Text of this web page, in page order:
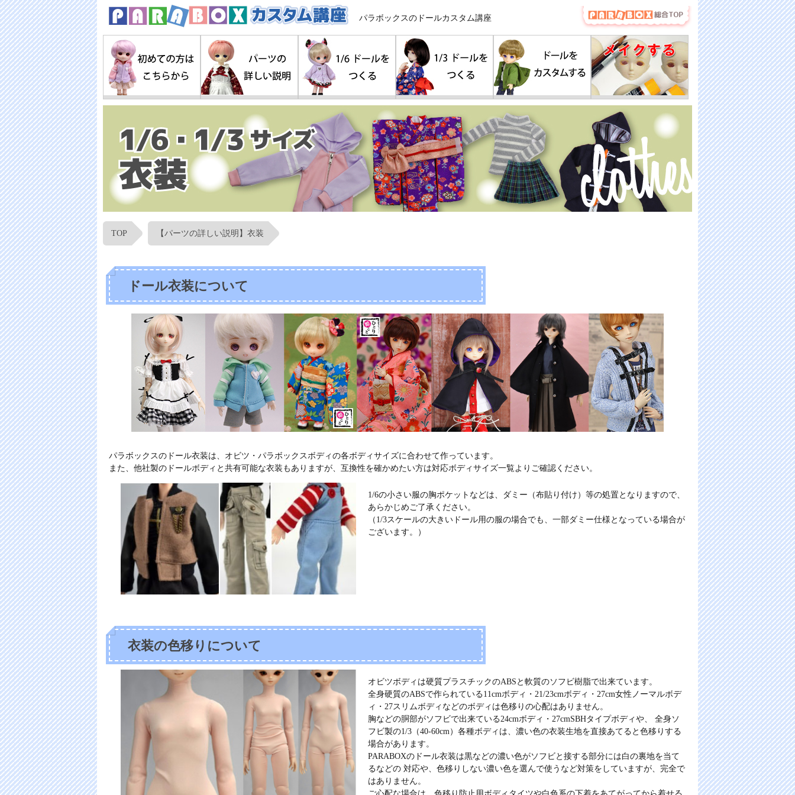
パラボックスのドールカスタム講座
TOP 【パーツの詳しい説明】衣装
ドール衣装について
パラボックスのドール衣装は、オビツ・パラボックスボディの各ボディサイズに合わせて作っています。
また、他社製のドールボディと共有可能な衣装もありますが、互換性を確かめたい方は対応ボディサイズ一覧よりご確認ください。
1/6の小さい服の胸ポケットなどは、ダミー（布貼り付け）等の処置となりますので、
あらかじめご了承ください。
（1/3スケールの大きいドール用の服の場合でも、一部ダミー仕様となっている場合が
ございます。）
衣装の色移りについて
オビツボディは硬質プラスチックのABSと軟質のソフビ樹脂で出来ています。
全身硬質のABSで作られている11cmボディ・21/23cmボディ・27cm女性ノーマルボデ
ィ・27スリムボディなどのボディは色移りの心配はありません。
胸などの胴部がソフビで出来ている24cmボディ・27cmSBHタイプボディや、 全身ソ
フビ製の1/3（40-60cm）各種ボディは、濃い色の衣装生地を直接あてると色移りする
場合があります。
PARABOXのドール衣装は黒などの濃い色がソフビと接する部分には白の裏地を当て
るなどの 対応や、色移りしない濃い色を選んで使うなど対策をしていますが、完全で
はありません。